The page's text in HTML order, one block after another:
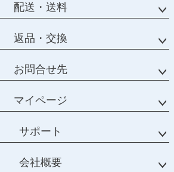
配送・送料
返品・交換
お問合せ先
マイページ
サポート
会社概要